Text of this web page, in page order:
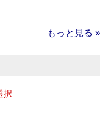
もっと見る »
択